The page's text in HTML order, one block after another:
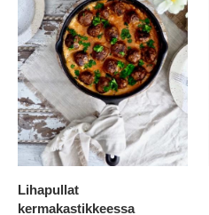
Lihapullat
kermakastikkeessa